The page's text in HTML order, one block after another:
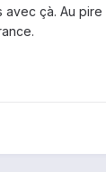
çà. Au